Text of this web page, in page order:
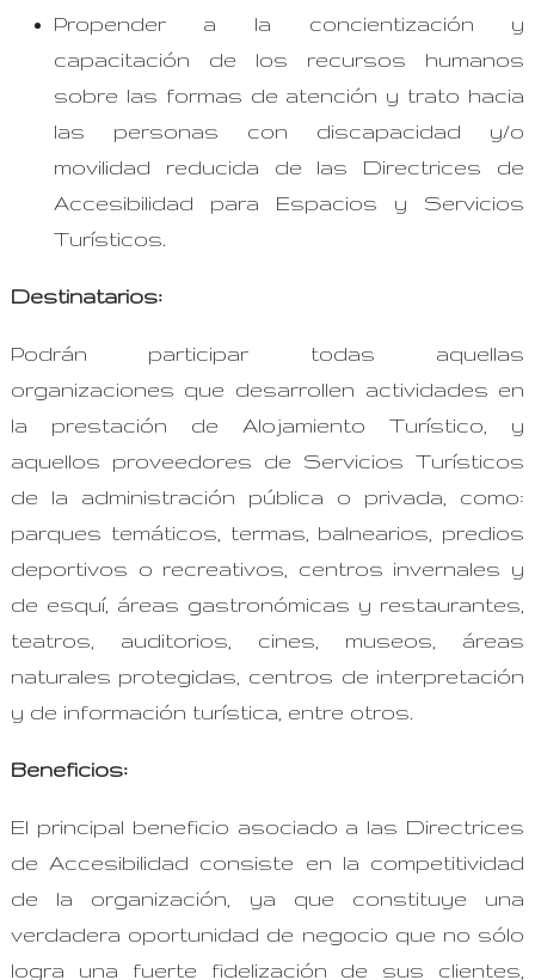
Propender a la concientización y
capacitación de los recursos humanos
sobre las formas de atención y trato hacia
las personas con discapacidad y/o
movilidad reducida de las Directrices de
Accesibilidad para Espacios y Servicios
Turísticos.
Destinatarios:
Podrán participar todas aquellas
organizaciones que desarrollen actividades en
la prestación de Alojamiento Turístico, y
aquellos proveedores de Servicios Turísticos
de la administración pública o privada, como:
parques temáticos, termas, balnearios, predios
deportivos o recreativos, centros invernales y
de esquí, áreas gastronómicas y restaurantes,
teatros, auditorios, cines, museos, áreas
naturales protegidas, centros de interpretación
y de información turística, entre otros.
Beneficios:
El principal beneficio asociado a las Directrices
de Accesibilidad consiste en la competitividad
de la organización, ya que constituye una
verdadera oportunidad de negocio que no sólo
logra una fuerte fidelización de sus clientes,